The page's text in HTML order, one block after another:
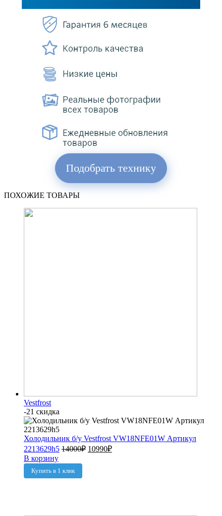
Подобрать технику
ПОХОЖИЕ ТОВАРЫ
Vestfrost
-21 скидка
Холодильник б/у Vestfrost VW18NFE01W Артикул
2213629h5 14000₽ 10990₽
В корзину
Купить в 1 клик